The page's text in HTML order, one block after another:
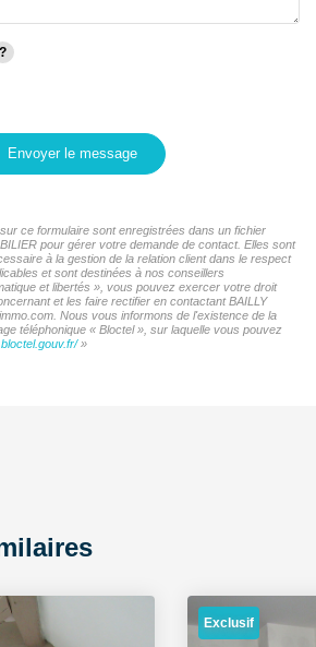
Envoyer le message
ce formulaire sont enregistrées dans un fichier
pour gérer votre demande de contact. Elles sont
à la gestion de la relation client dans le respect
et sont destinées à nos conseillers
et libertés », vous pouvez exercer votre droit
et les faire rectifier en contactant BAILLY
Nous vous informons de l'existence de la
téléphonique « Bloctel », sur laquelle vous pouvez
»
Exclusif